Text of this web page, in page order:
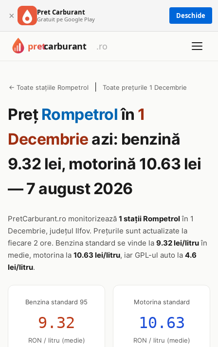
× Pret Carburant
Gratuit pe Google Play Deschide
← Toate stațiile Rompetrol Toate prețurile 1 Decembrie
Preț Rompetrolîn 1
Decembrie azi: benzină
9.32 lei, motorină 10.63 lei
— 7 august 2026
PretCarburant.ro monitorizează 1 stații Rompetrolîn 1
Decembrie, județul Ilfov. Prețurile sunt actualizate la
fiecare 2 ore. Benzina standard se vinde la 9.32 lei/litruîn
medie, motorina la 10.63 lei/litru, iar GPL-ul auto la 4.6
lei/litru.
Benzina standard 95
9.32
RON / litru (medie)
Motorina standard
10.63
RON / litru (medie)